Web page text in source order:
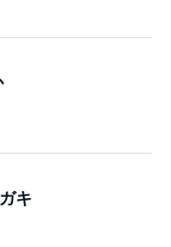
キ